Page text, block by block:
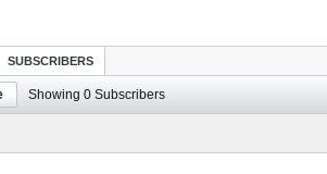
SUBSCRIBERS
Showing 0 Subscribers